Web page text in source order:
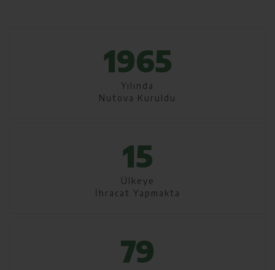
1965
Yılında
Nutova Kuruldu
15
Ülkeye
İhracat Yapmakta
79